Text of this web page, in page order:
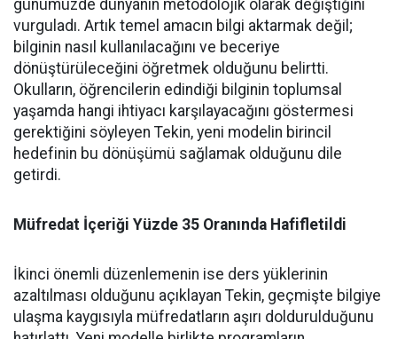
günümüzde dünyanın metodolojik olarak değiştiğini
vurguladı. Artık temel amacın bilgi aktarmak değil;
bilginin nasıl kullanılacağını ve beceriye
dönüştürüleceğini öğretmek olduğunu belirtti.
Okulların, öğrencilerin edindiği bilginin toplumsal
yaşamda hangi ihtiyacı karşılayacağını göstermesi
gerektiğini söyleyen Tekin, yeni modelin birincil
hedefinin bu dönüşümü sağlamak olduğunu dile
getirdi.
Müfredat İçeriği Yüzde 35 Oranında Hafifletildi
İkinci önemli düzenlemenin ise ders yüklerinin
azaltılması olduğunu açıklayan Tekin, geçmişte bilgiye
ulaşma kaygısıyla müfredatların aşırı doldurulduğunu